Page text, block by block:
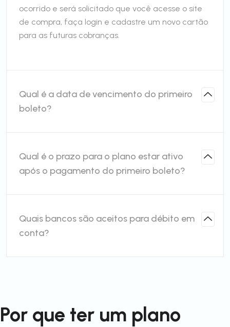
ocorrido e será solicitado que você acesse o site
de compra, faça login e cadastre um novo cartão
para as futuras cobranças.
Qual é a data de vencimento do primeiro
boleto?
Qual é o prazo para o plano estar ativo
após o pagamento do primeiro boleto?
Quais bancos são aceitos para débito em
conta?
Por que ter um plano